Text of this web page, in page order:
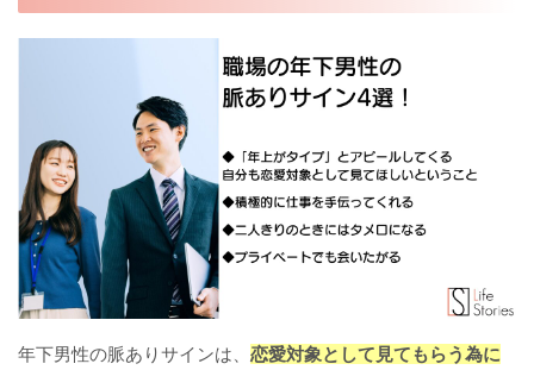
年下男性の脈ありサインは、 恋愛対象として見てもらう為に